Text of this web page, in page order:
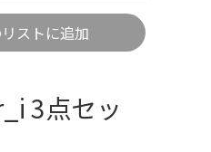
ストに追加
3点セッ